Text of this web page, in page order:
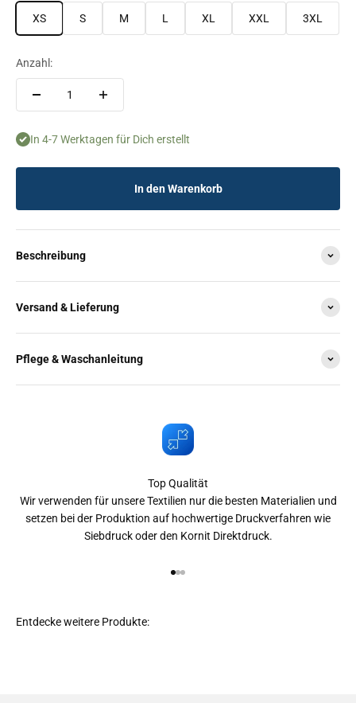
XS S M L XL XXL 3XL
Anzahl:
In 4-7 Werktagen für Dich erstellt
In den Warenkorb
Beschreibung
Versand & Lieferung
Pflege & Waschanleitung
Top Qualität
Wir verwenden für unsere Textilien nur die besten Materialien und
setzen bei der Produktion auf hochwertige Druckverfahren wie
Siebdruck oder den Kornit Direktdruck.